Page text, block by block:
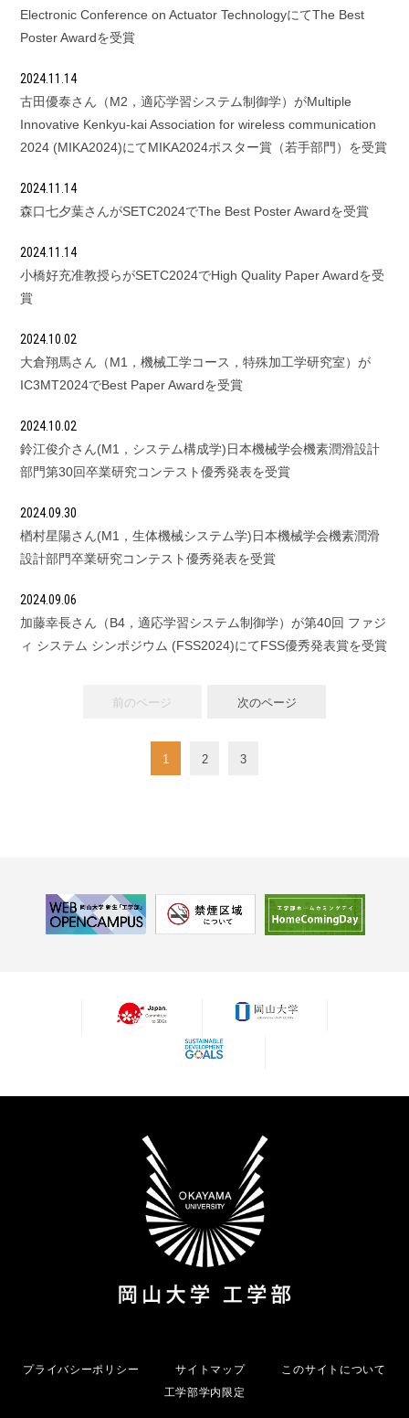
Electronic Conference on Actuator TechnologyにてThe Best
Poster Awardを受賞
2024.11.14
古田優泰さん（M2，適応学習システム制御学）がMultiple
Innovative Kenkyu-kai Association for wireless communication
2024 (MIKA2024)にてMIKA2024ポスター賞（若手部門）を受賞
2024.11.14
森口七夕葉さんがSETC2024でThe Best Poster Awardを受賞
2024.11.14
小橋好充准教授らがSETC2024でHigh Quality Paper Awardを受
賞
2024.10.02
大倉翔馬さん（M1，機械工学コース，特殊加工学研究室）が
IC3MT2024でBest Paper Awardを受賞
2024.10.02
鈴江俊介さん(M1，システム構成学)日本機械学会機素潤滑設計
部門第30回卒業研究コンテスト優秀発表を受賞
2024.09.30
楢村星陽さん(M1，生体機械システム学)日本機械学会機素潤滑
設計部門卒業研究コンテスト優秀発表を受賞
2024.09.06
加藤幸長さん（B4，適応学習システム制御学）が第40回 ファジ
ィ システム シンポジウム (FSS2024)にてFSS優秀発表賞を受賞
前のページ 次のページ
1 2 3
プライバシーポリシー サイトマップ
このサイトについて
工学部学内限定